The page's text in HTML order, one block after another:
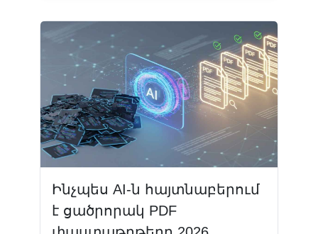
Ինչպես AI-ն հայտնաբերում
է ցածրորակ PDF